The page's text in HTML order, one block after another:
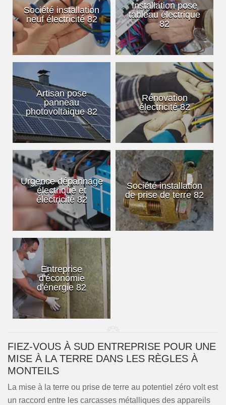
Société installation
neuf électricité 82
Installation pose
tableau électrique
82
Artisan pose
panneau
photovoltaique 82
Rénovation
électricité 82
Urgence dépannage
électrique et
électricité 82
Société installation
de prise de terre 82
Entreprise
d'économie
d'énergie 82
FIEZ-VOUS À SUD ENTREPRISE POUR UNE
MISE À LA TERRE DANS LES RÈGLES À
MONTEILS
La mise à la terre ou prise de terre au potentiel zéro volt est
un raccord entre les carcasses métalliques des appareils